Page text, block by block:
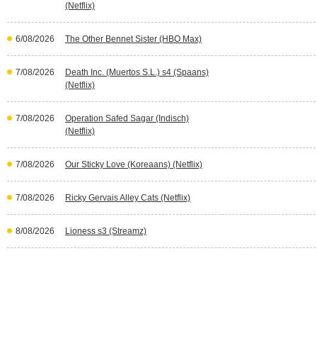
(Netflix)
6/08/2026 The Other Bennet Sister (HBO Max)
7/08/2026
Death Inc. (Muertos S.L.) s4 (Spaans)
(Netflix)
7/08/2026
Operation Safed Sagar (Indisch)
(Netflix)
7/08/2026 Our Sticky Love (Koreaans) (Netflix)
7/08/2026 Ricky Gervais Alley Cats (Netflix)
8/08/2026 Lioness s3 (Streamz)